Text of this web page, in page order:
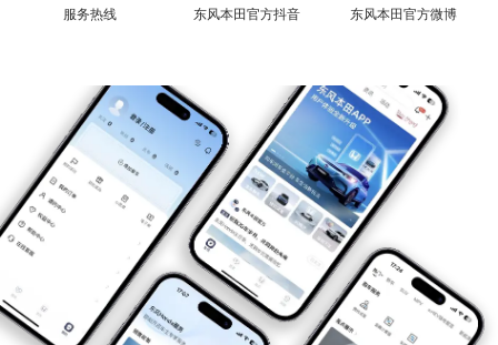
服务热线
东风本田官方抖音 东风本田官方微博